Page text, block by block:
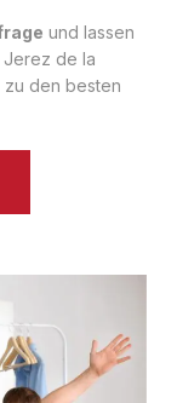
und lassen
Jerez de la
zu den besten